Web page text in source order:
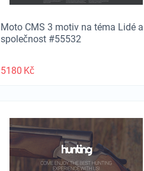
Moto CMS 3 motiv na téma Lidé a
společnost #55532
5180 Kč